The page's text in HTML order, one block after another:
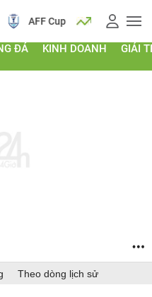
AFF Cup Giá vàng
ĐÁ KINH DOANH GIẢI
Theo dòng lịch sử